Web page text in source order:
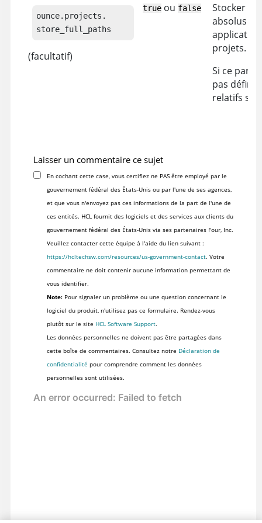
ounce.projects.
store_full_paths
(facultatif)
trueou false
Stocker
absolus
projets.
Si ce
pas défini,
relatifs
Laisser un commentaire ce sujet
En cochant cette case, vous certifiez ne PAS être employé par le
gouvernement fédéral des États-Unis ou par l'une de ses agences,
et que vous n'envoyez pas ces informations de la part de l'une de
ces entités. HCL fournit des logiciels et des services aux clients du
gouvernement fédéral des États-Unis via ses partenaires Four, Inc.
Veuillez contacter cette équipe à l'aide du lien suivant :
https://hcltechsw.com/resources/us-government-contact. Votre
commentaire ne doit contenir aucune information permettant de
vous identifier.
Note:Pour signaler un problème ou une question concernant le
logiciel du produit, n'utilisez pas ce formulaire. Rendez-vous
plutôt sur le site HCL Software Support.
Les données personnelles ne doivent pas être partagées dans
cette boîte de commentaires. Consultez notre Déclaration de
confidentialité pour comprendre comment les données
personnelles sont utilisées.